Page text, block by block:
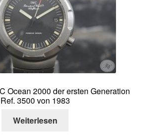
Ocean 2000 der ersten Generation
Ref. 3500 von 1983
Weiterlesen